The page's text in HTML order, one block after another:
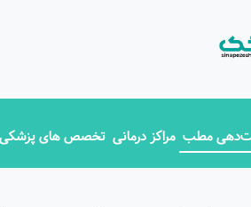
مطب مراکز درمانی تخصص های پزشکی